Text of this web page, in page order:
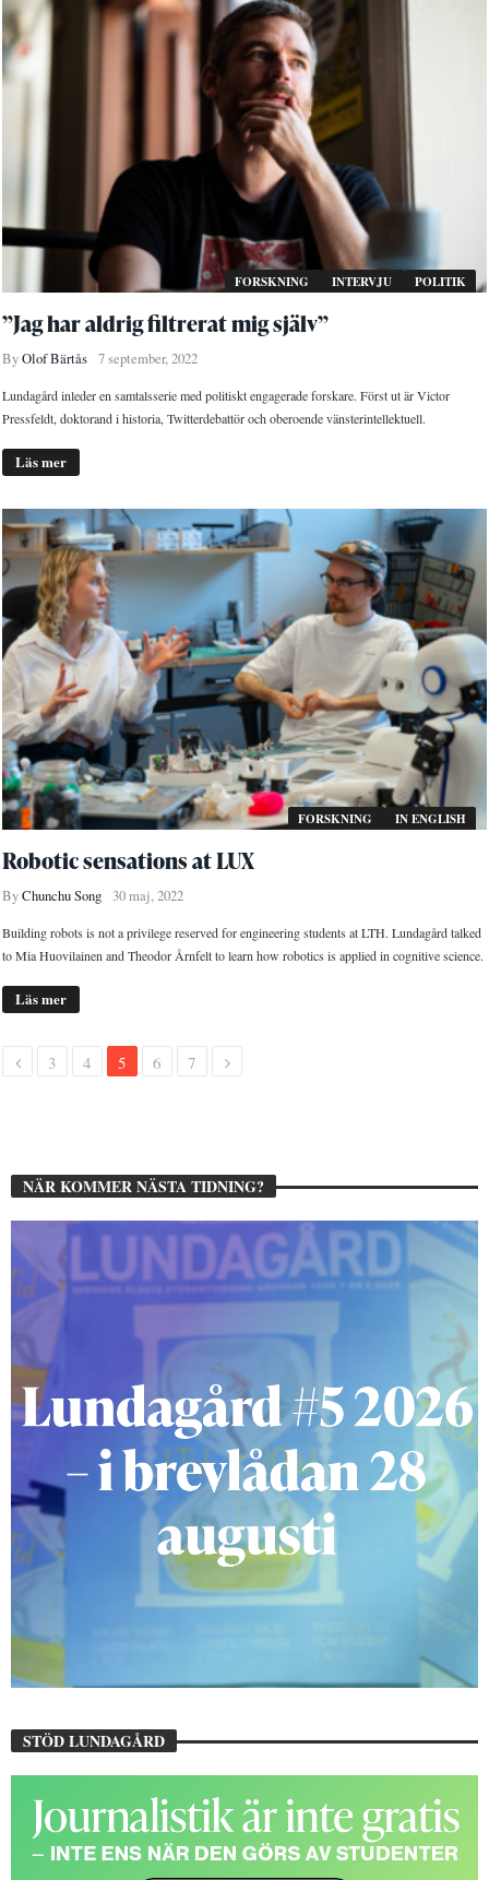
FORSKNING INTERVJU POLITIK
”Jag har aldrig filtrerat mig själv”
ByOlof Bärtås 7 september, 2022
Lundagård inleder en samtalsserie med politiskt engagerade forskare. Först ut är Victor
Pressfeldt, doktorand i historia, Twitterdebattör och oberoende vänsterintellektuell.
Läs mer
FORSKNING IN ENGLISH
Robotic sensations at LUX
ByChunchu Song 30 maj, 2022
Building robots is not a privilege reserved for engineering students at LTH. Lundagård talked
to Mia Huovilainen and Theodor Årnfelt to learn how robotics is applied in cognitive science.
Läs mer
3 4 5 6 7
NÄR KOMMER NÄSTA TIDNING?
STÖD LUNDAGÅRD